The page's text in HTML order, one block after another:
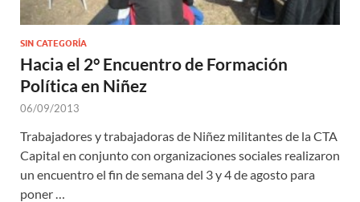
SIN CATEGORÍA
Hacia el 2° Encuentro de Formación
Política en Niñez
06/09/2013
Trabajadores y trabajadoras de Niñez militantes de la CTA
Capital en conjunto con organizaciones sociales realizaron
un encuentro el fin de semana del 3 y 4 de agosto para
poner …